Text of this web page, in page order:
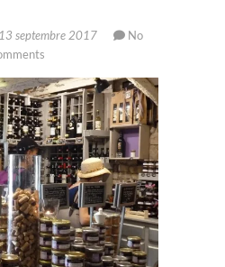
septembre 2017
No